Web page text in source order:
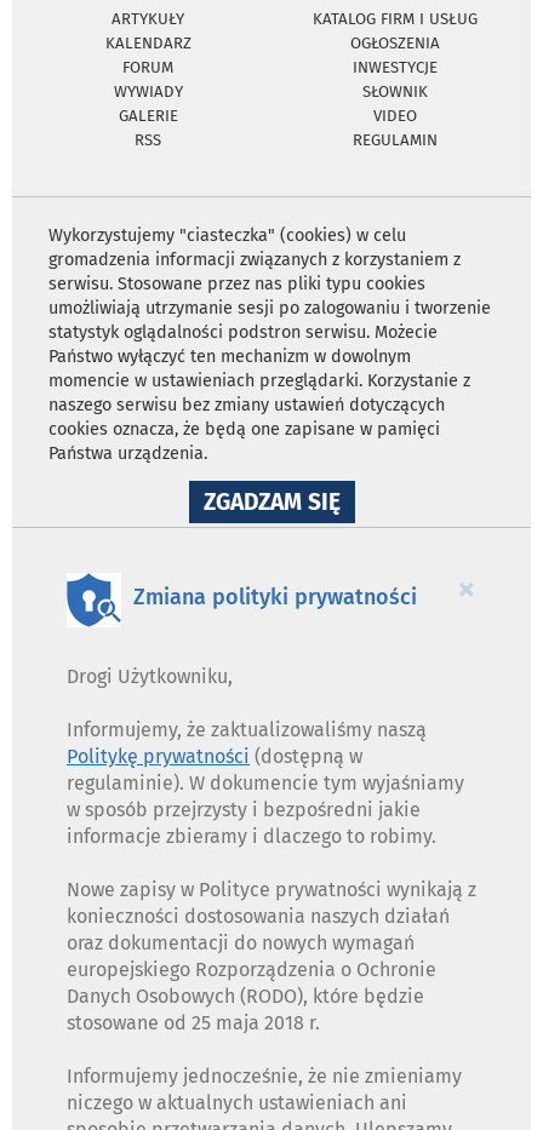
ARTYKUŁY
KATALOG FIRM I USŁUG
KALENDARZ
OGŁOSZENIA
FORUM
INWESTYCJE
WYWIADY
SŁOWNIK
GALERIE
VIDEO
RSS
REGULAMIN
Wykorzystujemy "ciasteczka" (cookies) w celu
gromadzenia informacji związanych z korzystaniem z
serwisu. Stosowane przez nas pliki typu cookies
umożliwiają utrzymanie sesji po zalogowaniu i tworzenie
statystyk oglądalności podstron serwisu. Możecie
Państwo wyłączyć ten mechanizm w dowolnym
momencie w ustawieniach przeglądarki. Korzystanie z
naszego serwisu bez zmiany ustawień dotyczących
cookies oznacza, że będą one zapisane w pamięci
Państwa urządzenia.
ZGADZAM SIĘNA
WYKORZYSTANIE
×
Zmiana polityki prywatności
Drogi Użytkowniku,
Informujemy, że zaktualizowaliśmy naszą
Politykę prywatności (dostępną w
regulaminie). W dokumencie tym wyjaśniamy
w sposób przejrzysty i bezpośredni jakie
informacje zbieramy i dlaczego to robimy.
Nowe zapisy w Polityce prywatności wynikają z
konieczności dostosowania naszych działań
oraz dokumentacji do nowych wymagań
europejskiego Rozporządzenia o Ochronie
Danych Osobowych (RODO), które będzie
stosowane od 25 maja 2018 r.
Informujemy jednocześnie, że nie zmieniamy
niczego w aktualnych ustawieniach ani